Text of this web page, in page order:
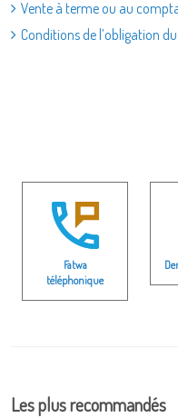
Vente à terme ou au
Conditions de l’obligation
Fatwa
téléphonique
Les plus recommandés